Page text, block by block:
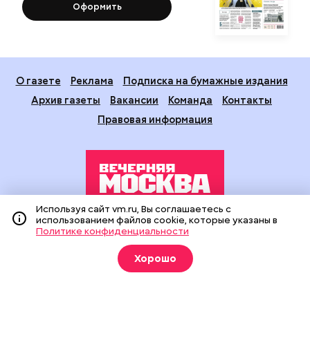
Оформить
О газете Реклама
Подписка на бумажные издания
Архив газеты
Вакансии Команда
Контакты
Правовая информация
Издание создано при финансовой поддержке Департамента
средств массовой информации и рекламы города Москвы.
На сайте применяются рекомендательные технологии
(информационные технологии предоставления информации
на основе сбора, систематизации и анализа сведений,
Используя сайт vm.ru, Вы соглашаетесь с
использованием файлов cookie, которые указаны в
Политике конфиденциальности
Хорошо